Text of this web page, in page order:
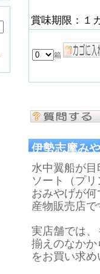
賞味期限：１
伊勢志摩み
水中翼船が
ソート（プ
おみやげが
産物販売店で
実店舗では
揃えのなか
をお買い求